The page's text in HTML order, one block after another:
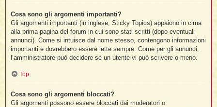
Cosa sono gli argomenti importanti?
Gli argomenti importanti (in inglese, Sticky Topics) appaiono in cima
alla prima pagina del forum in cui sono stati scritti (dopo eventuali
annunci). Come si intuisce dal nome stesso, contengono informazioni
importanti e dovrebbero essere lette sempre. Come per gli annunci,
l’amministratore può decidere se un utente vi può scrivere o meno.
Top
Cosa sono gli argomenti bloccati?
Gli argomenti possono essere bloccati dai moderatori o